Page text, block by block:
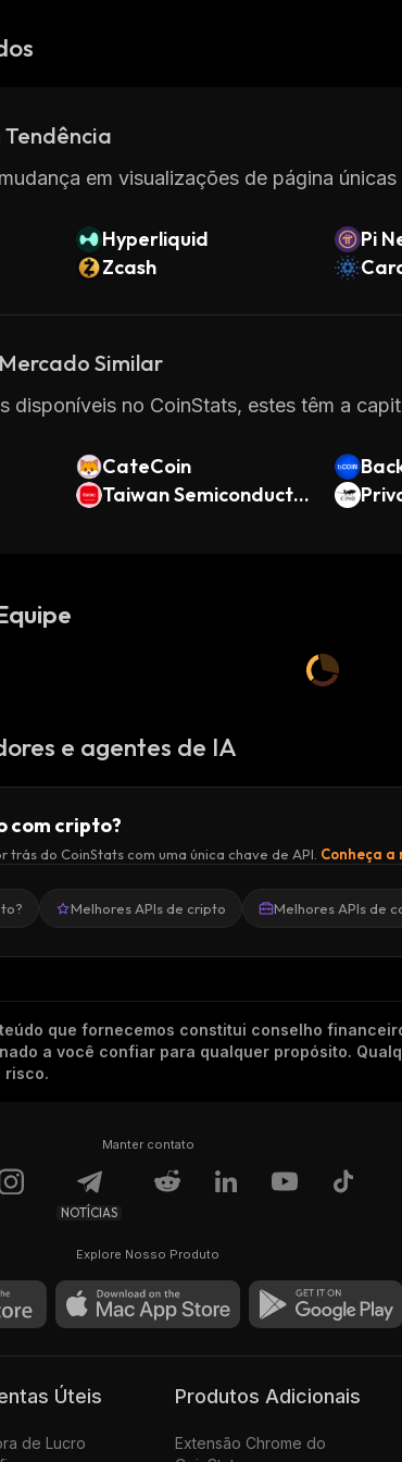
em visualizações de página
Hyperliquid Pi
Zcash
Similar
disponíveis no CoinStats, estes têm a
CateCoin
bal
Taiwan Semiconducto
e agentes de IA
com cripto?
trás do CoinStats com uma única chave de API. Conheça a
Melhores APIs de cripto Melhores APIs de
que fornecemos constitui conselho
a você confiar para qualquer propósito.
risco.
Manter contato
NOTÍCIAS
Explore Nosso Produto
Úteis
de Lucro
Produtos Adicionais
Extensão Chrome do